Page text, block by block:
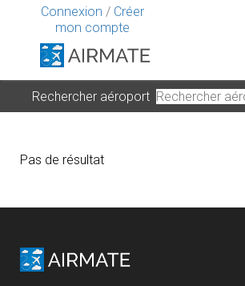
Connexion / Créer
mon compte
Rechercher aéroport
Pas de résultat